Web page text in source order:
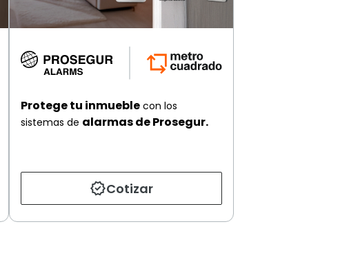
Protege tu inmueble con los
sistemas de alarmas de Prosegur.
Cotizar